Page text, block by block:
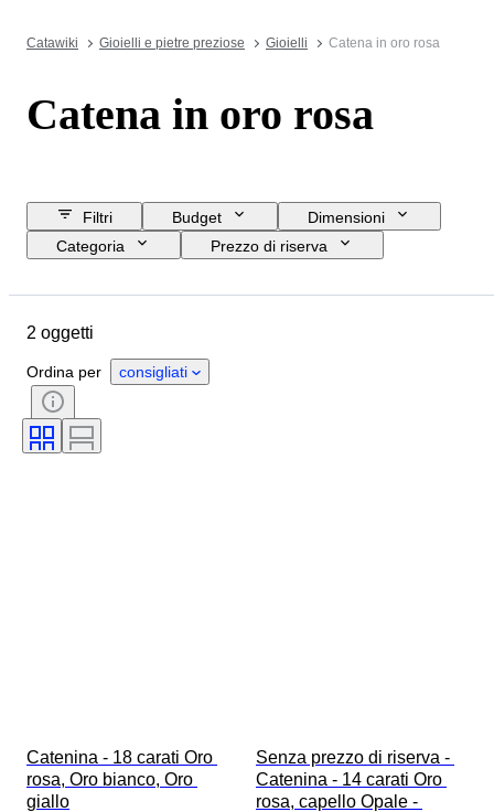
Catawiki Gioielli e pietre preziose Gioielli Catena in oro rosa
Catena in oro rosa
Filtri Budget
Dimensioni
Categoria
Prezzo di riserva
Materiale
Condizioni
Pietra preziosa
Titolo
Epoca
2 oggetti
Ordina per consigliati
Catenina - 18 carati Oro
rosa, Oro bianco, Oro
giallo
Senza prezzo di riserva -
Catenina - 14 carati Oro
rosa, capello Opale -